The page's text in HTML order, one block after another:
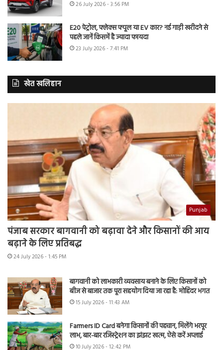
26 July 2026 - 3:56 PM
E20 पेट्रोल, फ्लेक्स फ्यूल या EV कार? नई गाड़ी खरीदने से
पहले जानें किसमें है ज्यादा फायदा
23 July 2026 - 7:41 PM
खेत खलिहान
Punjab
पंजाब सरकार बागवानी को बढ़ावा देने और किसानों की आय
बढ़ाने के लिए प्रतिबद्ध
24 July 2026 - 1:45 PM
बागवानी को लाभकारी व्यवसाय बनाने के लिए किसानों को
बीज से बाजार तक पूरा सहयोग दिया जा रहा है: मोहिंदर भगत
15 July 2026 - 11:43 AM
Farmers ID Card बनेगा किसानों की पहचान, मिलेंगे भरपूर
लाभ, बार-बार रजिस्ट्रेशन का झंझट खत्म, ऐसे करें अप्लाई
10 July 2026 - 12:42 PM